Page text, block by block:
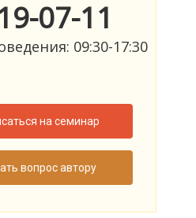
07-11
09:30-17:30
на семинар
вопрос автору